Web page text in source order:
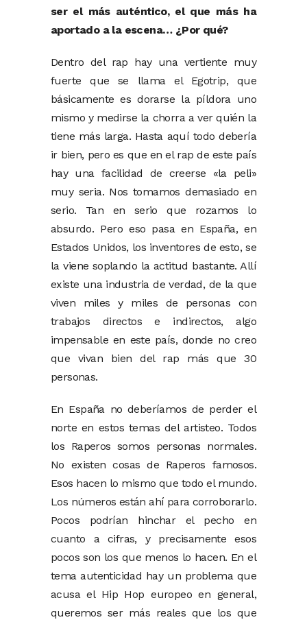
ser el más auténtico, el que más ha
aportado a la escena… ¿Por qué?
Dentro del rap hay una vertiente muy
fuerte que se llama el Egotrip, que
básicamente es dorarse la píldora uno
mismo y medirse la chorra a ver quién la
tiene más larga. Hasta aquí todo debería
ir bien, pero es que en el rap de este país
hay una facilidad de creerse «la peli»
muy seria. Nos tomamos demasiado en
serio. Tan en serio que rozamos lo
absurdo. Pero eso pasa en España, en
Estados Unidos, los inventores de esto, se
la viene soplando la actitud bastante. Allí
existe una industria de verdad, de la que
viven miles y miles de personas con
trabajos directos e indirectos, algo
impensable en este país, donde no creo
que vivan bien del rap más que 30
personas.
En España no deberíamos de perder el
norte en estos temas del artisteo. Todos
los Raperos somos personas normales.
No existen cosas de Raperos famosos.
Esos hacen lo mismo que todo el mundo.
Los números están ahí para corroborarlo.
Pocos podrían hinchar el pecho en
cuanto a cifras, y precisamente esos
pocos son los que menos lo hacen. En el
tema autenticidad hay un problema que
acusa el Hip Hop europeo en general,
queremos ser más reales que los que